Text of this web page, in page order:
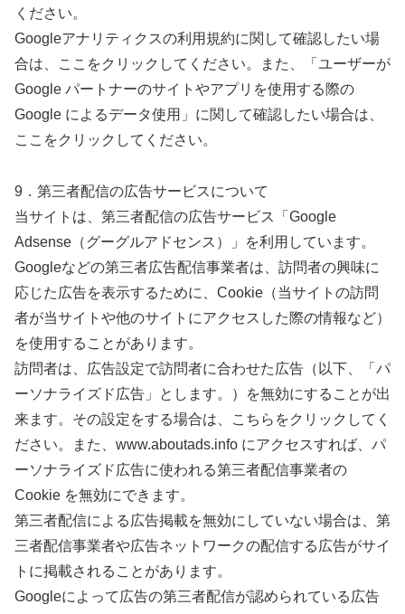
ください。
Googleアナリティクスの利用規約に関して確認したい場
合は、ここをクリックしてください。また、「ユーザーが
Google パートナーのサイトやアプリを使用する際の
Google によるデータ使用」に関して確認したい場合は、
ここをクリックしてください。
9．第三者配信の広告サービスについて
当サイトは、第三者配信の広告サービス「Google
Adsense（グーグルアドセンス）」を利用しています。
Googleなどの第三者広告配信事業者は、訪問者の興味に
応じた広告を表示するために、Cookie（当サイトの訪問
者が当サイトや他のサイトにアクセスした際の情報など）
を使用することがあります。
訪問者は、広告設定で訪問者に合わせた広告（以下、「パ
ーソナライズド広告」とします。）を無効にすることが出
来ます。その設定をする場合は、こちらをクリックしてく
ださい。また、www.aboutads.info にアクセスすれば、パ
ーソナライズド広告に使われる第三者配信事業者の
Cookie を無効にできます。
第三者配信による広告掲載を無効にしていない場合は、第
三者配信事業者や広告ネットワークの配信する広告がサイ
トに掲載されることがあります。
Googleによって広告の第三者配信が認められている広告